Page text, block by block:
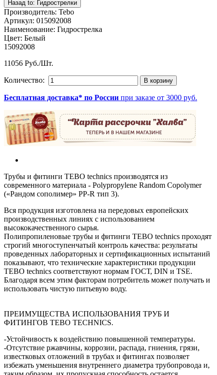
Производитель: Tebo
Артикул: 015092008
Наименование: Гидрострелка
Цвет: Белый
15092008
11056 Руб./Шт.
Количество:
Бесплатная доставка* по России при заказе от 3000 руб.
Трубы и фитинги TEBO technics производятся из
современного материала - Polypropylene Random Copolymer
(«Рандом сополимер» PP-R тип 3).
Вся продукция изготовлена на передовых европейских
производственных линиях с использованием
высококачественного сырья.
Полипропиленовые трубы и фитинги TEBO technics проходят
строгий многоступенчатый контроль качества: результаты
проведенных лабораторных и сертификационных испытаний
показывают, что технические характеристики продукции
TEBO technics соответствуют нормам ГОСТ, DIN и TSE.
Благодаря всем этим факторам потребитель может получать и
использовать чистую питьевую воду.
ПРЕИМУЩЕСТВА ИСПОЛЬЗОВАНИЯ ТРУБ И
ФИТИНГОВ TEBO TECHNICS.
-Устойчивость к воздействию повышенной температуры.
-Отсутствие ржавчины, коррозии, распада, гниения, грязи,
известковых отложений в трубах и фитингах позволяет
избежать уменьшения внутреннего диаметра трубопровода и,